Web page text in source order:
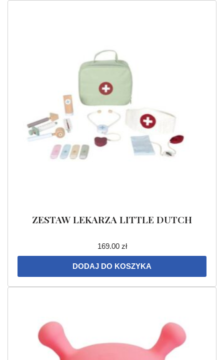
ZESTAW LEKARZA LITTLE DUTCH
169.00 zł
DODAJ DO KOSZYKA